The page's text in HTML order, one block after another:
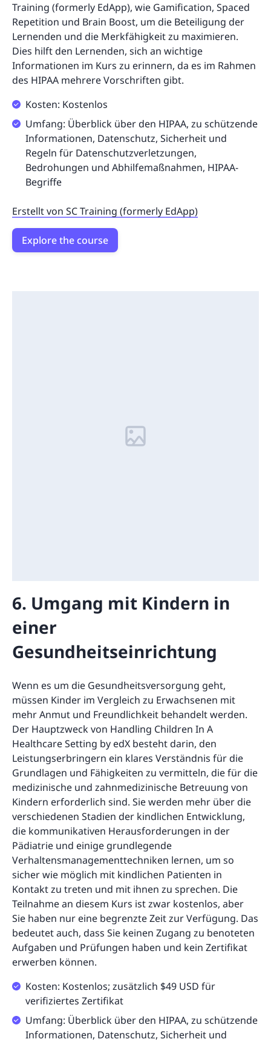
Training (formerly EdApp), wie Gamification, Spaced
Repetition und Brain Boost, um die Beteiligung der
Lernenden und die Merkfähigkeit zu maximieren.
Dies hilft den Lernenden, sich an wichtige
Informationen im Kurs zu erinnern, da es im Rahmen
des HIPAA mehrere Vorschriften gibt.
Kosten: Kostenlos
Umfang: Überblick über den HIPAA, zu schützende
Informationen, Datenschutz, Sicherheit und
Regeln für Datenschutzverletzungen,
Bedrohungen und Abhilfemaßnahmen, HIPAA-
Begriffe
Erstellt von SC Training (formerly EdApp)
Explore the course
6. Umgang mit Kindern in
einer
Gesundheitseinrichtung
Wenn es um die Gesundheitsversorgung geht,
müssen Kinder im Vergleich zu Erwachsenen mit
mehr Anmut und Freundlichkeit behandelt werden.
Der Hauptzweck von Handling Children In A
Healthcare Setting by edX besteht darin, den
Leistungserbringern ein klares Verständnis für die
Grundlagen und Fähigkeiten zu vermitteln, die für die
medizinische und zahnmedizinische Betreuung von
Kindern erforderlich sind. Sie werden mehr über die
verschiedenen Stadien der kindlichen Entwicklung,
die kommunikativen Herausforderungen in der
Pädiatrie und einige grundlegende
Verhaltensmanagementtechniken lernen, um so
sicher wie möglich mit kindlichen Patienten in
Kontakt zu treten und mit ihnen zu sprechen. Die
Teilnahme an diesem Kurs ist zwar kostenlos, aber
Sie haben nur eine begrenzte Zeit zur Verfügung. Das
bedeutet auch, dass Sie keinen Zugang zu benoteten
Aufgaben und Prüfungen haben und kein Zertifikat
erwerben können.
Kosten: Kostenlos; zusätzlich $49 USD für
verifiziertes Zertifikat
Umfang: Überblick über den HIPAA, zu schützende
Informationen, Datenschutz, Sicherheit und